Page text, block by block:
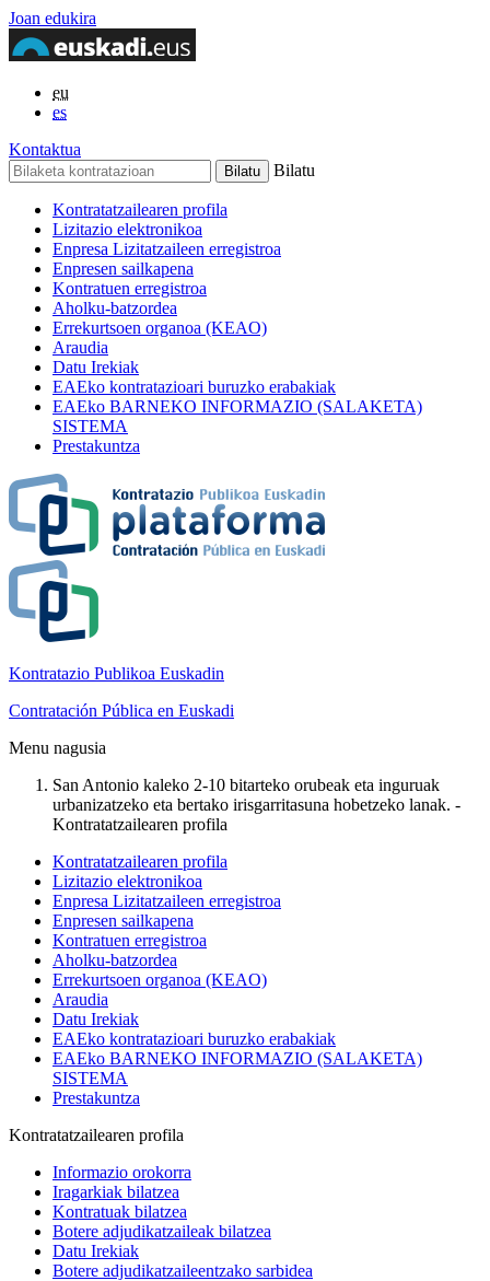
Joan edukira
eu
es
Kontaktua
Bilatu
Kontratatzailearen profila
Lizitazio elektronikoa
Enpresa Lizitatzaileen erregistroa
Enpresen sailkapena
Kontratuen erregistroa
Aholku-batzordea
Errekurtsoen organoa (KEAO)
Araudia
Datu Irekiak
EAEko kontratazioari buruzko erabakiak
EAEko BARNEKO INFORMAZIO (SALAKETA)
SISTEMA
Prestakuntza
Kontratazio Publikoa Euskadin
Contratación Pública en Euskadi
Menu nagusia
San Antonio kaleko 2-10 bitarteko orubeak eta inguruak
urbanizatzeko eta bertako irisgarritasuna hobetzeko lanak. -
Kontratatzailearen profila
Kontratatzailearen profila
Lizitazio elektronikoa
Enpresa Lizitatzaileen erregistroa
Enpresen sailkapena
Kontratuen erregistroa
Aholku-batzordea
Errekurtsoen organoa (KEAO)
Araudia
Datu Irekiak
EAEko kontratazioari buruzko erabakiak
EAEko BARNEKO INFORMAZIO (SALAKETA)
SISTEMA
Prestakuntza
Kontratatzailearen profila
Informazio orokorra
Iragarkiak bilatzea
Kontratuak bilatzea
Botere adjudikatzaileak bilatzea
Datu Irekiak
Botere adjudikatzaileentzako sarbidea